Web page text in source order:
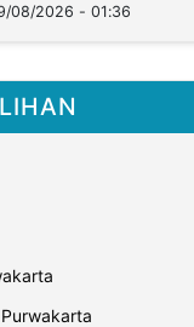
08/2026 - 01:36